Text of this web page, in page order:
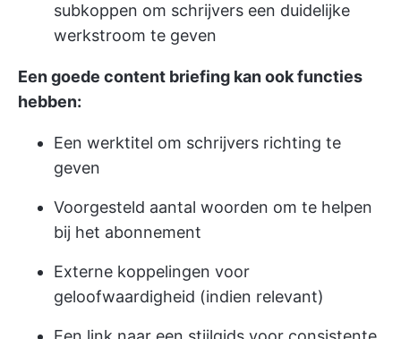
subkoppen om schrijvers een duidelijke
werkstroom te geven
Een goede content briefing kan ook functies
hebben:
Een werktitel om schrijvers richting te
geven
Voorgesteld aantal woorden om te helpen
bij het abonnement
Externe koppelingen voor
geloofwaardigheid (indien relevant)